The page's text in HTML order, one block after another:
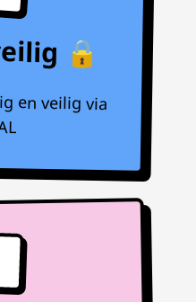
🔒
en veilig via